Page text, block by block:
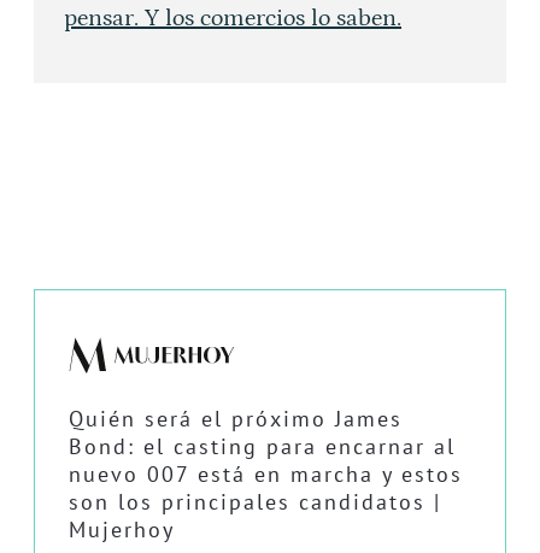
pensar. Y los comercios lo saben.
Quién será el próximo James
Bond: el casting para encarnar al
nuevo 007 está en marcha y estos
son los principales candidatos |
Mujerhoy